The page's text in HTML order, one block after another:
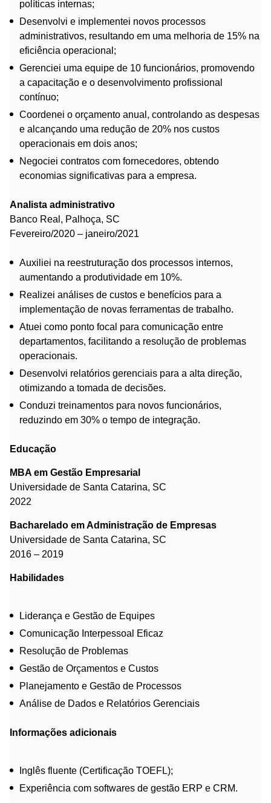
políticas internas;
Desenvolvi e implementei novos processos
administrativos, resultando em uma melhoria de 15% na
eficiência operacional;
Gerenciei uma equipe de 10 funcionários, promovendo
a capacitação e o desenvolvimento profissional
contínuo;
Coordenei o orçamento anual, controlando as despesas
e alcançando uma redução de 20% nos custos
operacionais em dois anos;
Negociei contratos com fornecedores, obtendo
economias significativas para a empresa.
Analista administrativo
Banco Real, Palhoça, SC
Fevereiro/2020 – janeiro/2021
Auxiliei na reestruturação dos processos internos,
aumentando a produtividade em 10%.
Realizei análises de custos e benefícios para a
implementação de novas ferramentas de trabalho.
Atuei como ponto focal para comunicação entre
departamentos, facilitando a resolução de problemas
operacionais.
Desenvolvi relatórios gerenciais para a alta direção,
otimizando a tomada de decisões.
Conduzi treinamentos para novos funcionários,
reduzindo em 30% o tempo de integração.
Educação
MBA em Gestão Empresarial
Universidade de Santa Catarina, SC
2022
Bacharelado em Administração de Empresas
Universidade de Santa Catarina, SC
2016 – 2019
Habilidades
Liderança e Gestão de Equipes
Comunicação Interpessoal Eficaz
Resolução de Problemas
Gestão de Orçamentos e Custos
Planejamento e Gestão de Processos
Análise de Dados e Relatórios Gerenciais
Informações adicionais
Inglês fluente (Certificação TOEFL);
Experiência com softwares de gestão ERP e CRM.